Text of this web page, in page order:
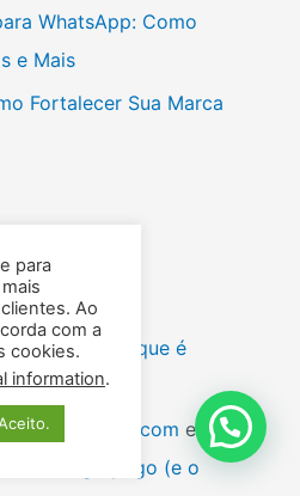
WhatsApp: Como
e Mais
Fortalecer Sua Marca
o que é
não é)
em
é tráfego pago (e o
para
Ao
com a
cookies.
information.